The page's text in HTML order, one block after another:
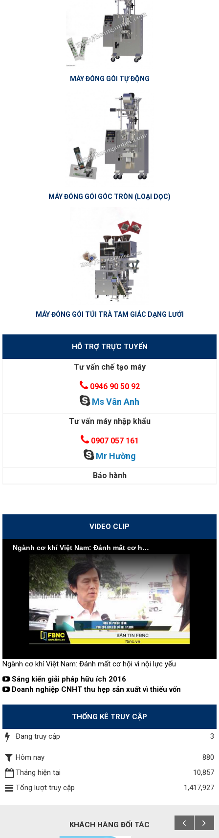
MÁY ĐÓNG GÓI TỰ ĐỘNG
MÁY ĐÓNG GÓI GÓC TRÒN (LOẠI DỌC)
MÁY ĐÓNG GÓI TÚI TRÀ TAM GIÁC DẠNG LƯỚI
HỖ TRỢ TRỰC TUYẾN
Tư vấn chế tạo máy
0946 90 50 92
Ms Vân Anh
Tư vấn máy nhập khẩu
0907 057 161
Mr Hường
Bảo hành
VIDEO CLIP
Ngành cơ khí Việt Nam: Đánh mất cơ hội vì nội lực yếu
Ngành cơ khí Việt Nam: Đánh mất cơ hội vì nội lực yếu
Sáng kiến giải pháp hữu ích 2016
Doanh nghiệp CNHT thu hẹp sản xuất vì thiếu vốn
THỐNG KÊ TRUY CẬP
Đang truy cập 3
Hôm nay
880
Tháng hiện tại
10,857
Tổng lượt truy cập
1,417,927
KHÁCH HÀNG ĐỐI TÁC